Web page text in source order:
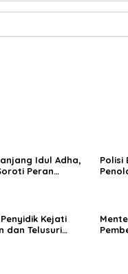
Idul Adha,
Peran
Polisi
Penyidik Kejati
dan Telusuri